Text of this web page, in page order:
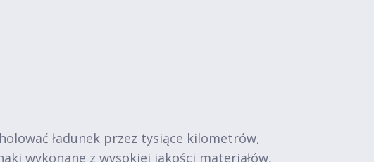
ładunek przez tysiące kilometrów,
wykonane z wysokiej jakości materiałów,